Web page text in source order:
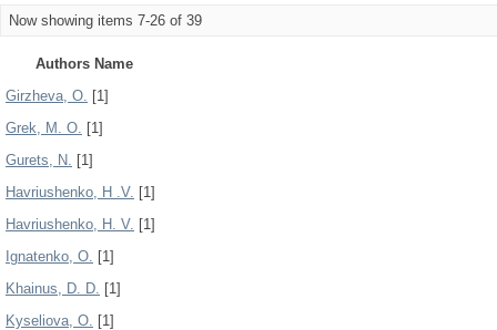
Now showing items 7-26 of 39
Authors Name
Girzheva, O. [1]
Grek, M. O. [1]
Gurets, N. [1]
Havriushenko, H .V. [1]
Havriushenko, H. V. [1]
Ignatenko, O. [1]
Khainus, D. D. [1]
Kyseliova, O. [1]